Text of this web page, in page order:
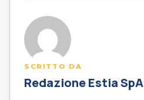
SCRITTO DA
Redazione Estia SpA